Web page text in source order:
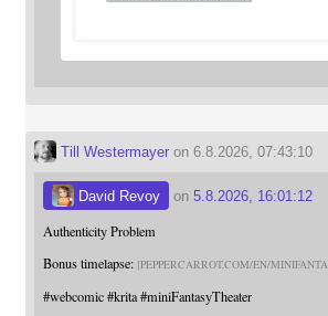
Till Westermayeron 6.8.2026, 07:43:10
David Revoy on 5.8.2026, 16:01:12
Authenticity Problem
Bonus timelapse: PEPPERCARROT.COM/EN/
#webcomic #krita #miniFantasyTheater